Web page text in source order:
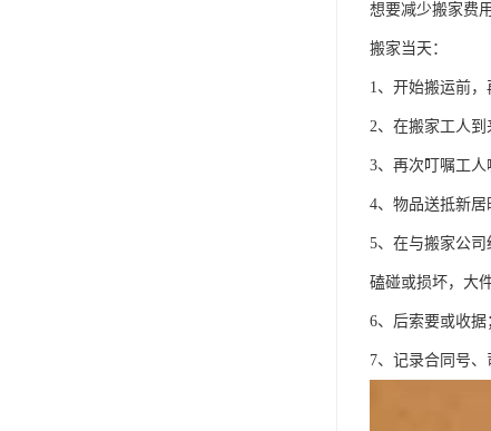
想要减少搬家费
搬家当天：
1、开始搬运前
2、在搬家工人
3、再次叮嘱工
4、物品送抵新
5、在与搬家公
磕碰或损坏，大
6、后索要或收据
7、记录合同号、